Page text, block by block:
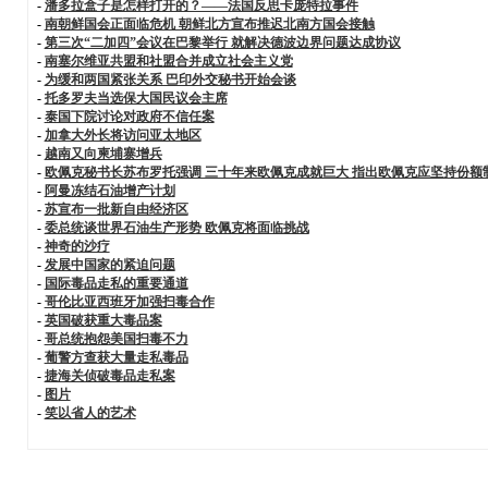
- 潘多拉盒子是怎样打开的？——法国反思卡庞特拉事件
- 南朝鲜国会正面临危机 朝鲜北方宣布推迟北南方国会接触
- 第三次“二加四”会议在巴黎举行 就解决德波边界问题达成协议
- 南塞尔维亚共盟和社盟合并成立社会主义党
- 为缓和两国紧张关系 巴印外交秘书开始会谈
- 托多罗夫当选保大国民议会主席
- 泰国下院讨论对政府不信任案
- 加拿大外长将访问亚太地区
- 越南又向柬埔寨增兵
- 欧佩克秘书长苏布罗托强调 三十年来欧佩克成就巨大 指出欧佩克应坚持份额
- 阿曼冻结石油增产计划
- 苏宣布一批新自由经济区
- 委总统谈世界石油生产形势 欧佩克将面临挑战
- 神奇的沙疗
- 发展中国家的紧迫问题
- 国际毒品走私的重要通道
- 哥伦比亚西班牙加强扫毒合作
- 英国破获重大毒品案
- 哥总统抱怨美国扫毒不力
- 葡警方查获大量走私毒品
- 捷海关侦破毒品走私案
- 图片
- 笑以省人的艺术